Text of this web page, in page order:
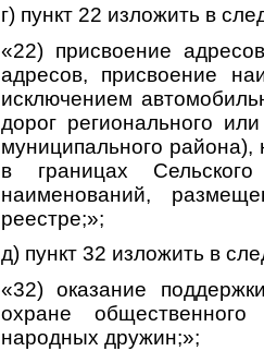
г) пункт 22 изложить в
«22) присвоение
адресов, присвоение
исключением
дорог регионального
муниципального
в границах
наименований,
реестре;»;
д) пункт 32 изложить в
«32) оказание
охране
народных дружин;»;